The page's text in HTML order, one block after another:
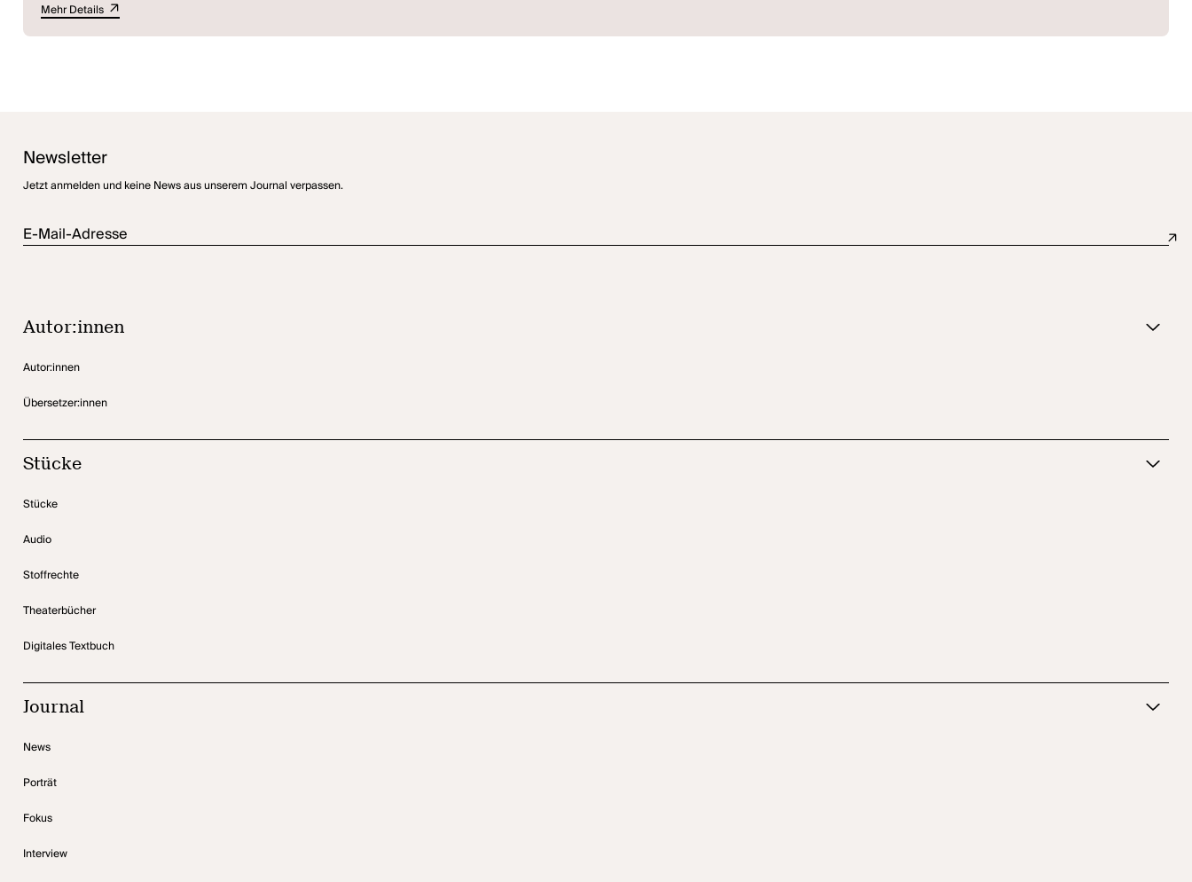
Mehr Details
Newsletter
Jetzt anmelden und keine News aus unserem Journal verpassen.
E-Mail-Adresse
Autor:innen
Autor:innen
Übersetzer:innen
Stücke
Stücke
Audio
Stoffrechte
Theaterbücher
Digitales Textbuch
Journal
News
Porträt
Fokus
Interview